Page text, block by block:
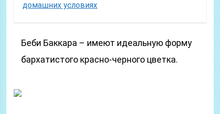
домашних условиях
Беби Баккара – имеют идеальную форму
бархатистого красно-черного цветка.